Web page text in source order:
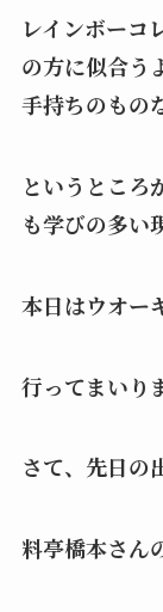
レインボーコ
の方に似合う
手持ちのもの
というところ
も学びの多い
本日はウオー
行ってまいり
さて、先日の
料亭橋本さん